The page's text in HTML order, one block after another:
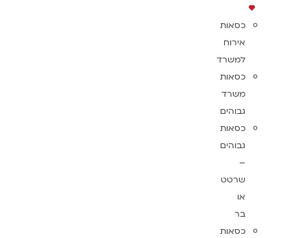
כסאות
אירוח
למשרד
כסאות
משרד
גבוהים
כסאות
גבוהים
–
שרטט
או
בר
כסאות